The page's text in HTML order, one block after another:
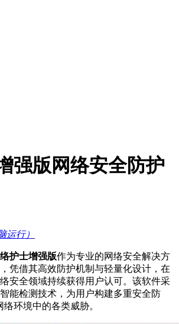
强版网络安全防护
运行）
护士增强版作为专业的网络安全解决方
凭借其高效防护机制与轻量化设计，在
安全领域持续获得用户认可。该软件采
能检测技术，为用户构建多重安全防
环境中的各类威胁。